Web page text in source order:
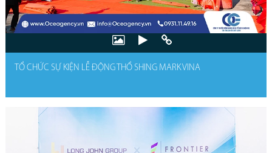
TỔ CHỨC SỰ KIỆN LỄ ĐỘNG THỔ SHING MARK VINA